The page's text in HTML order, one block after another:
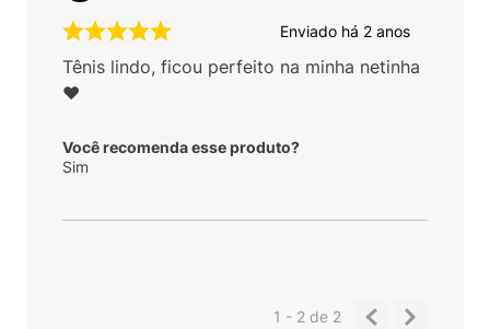
Enviado há 2 anos
Tênis lindo, ficou perfeito na minha netinha
❤️
Você recomenda esse produto?
Sim
1 - 2de 2